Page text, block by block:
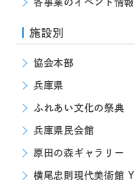
各事業のイベント情報
施設別
協会本部
兵庫県
ふれあい文化の祭典
兵庫県民会館
原田の森ギャラリー
横尾忠則現代美術館